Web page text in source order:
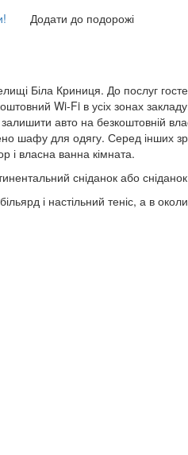
Додати до подорожі
Біла Криниця. До послуг
Wi-Fi в усіх зонах
авто на безкоштовній
​​шафу для одягу. Серед інших
і власна ванна кімната.
сніданок або
і настільний теніс, а в